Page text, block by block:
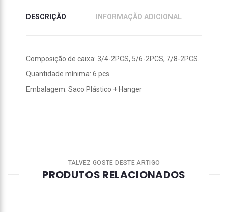
DESCRIÇÃO INFORMAÇÃO ADICIONAL
Composição de caixa: 3/4-2PCS, 5/6-2PCS, 7/8-2PCS.
Quantidade mínima: 6 pcs.
Embalagem: Saco Plástico + Hanger
TALVEZ GOSTE DESTE ARTIGO
PRODUTOS RELACIONADOS